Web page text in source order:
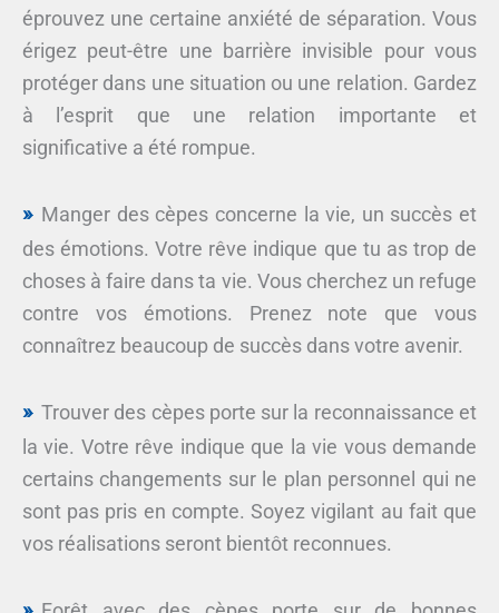
éprouvez une certaine anxiété de séparation. Vous
érigez peut-être une barrière invisible pour vous
protéger dans une situation ou une relation. Gardez
à l’esprit que une relation importante et
significative a été rompue.
Manger des cèpes concerne la vie, un succès et
des émotions. Votre rêve indique que tu as trop de
choses à faire dans ta vie. Vous cherchez un refuge
contre vos émotions. Prenez note que vous
connaîtrez beaucoup de succès dans votre avenir.
Trouver des cèpes porte sur la reconnaissance et
la vie. Votre rêve indique que la vie vous demande
certains changements sur le plan personnel qui ne
sont pas pris en compte. Soyez vigilant au fait que
vos réalisations seront bientôt reconnues.